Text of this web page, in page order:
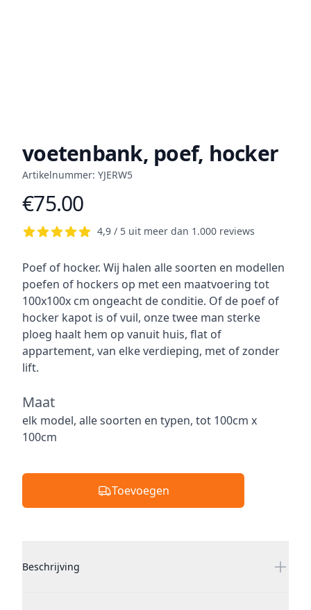
voetenbank, poef, hocker
Artikelnummer: YJERW5
Product information
€75.00
4,9 / 5 uit meer dan 1.000 reviews
Short description
Poef of hocker. Wij halen alle soorten en modellen
poefen of hockers op met een maatvoering tot
100x100x cm ongeacht de conditie. Of de poef of
hocker kapot is of vuil, onze twee man sterke
ploeg haalt hem op vanuit huis, flat of
appartement, van elke verdieping, met of zonder
lift.
Maat
Maat
elk model, alle soorten en typen, tot 100cm x
100cm
Toevoegen
Beschrijving